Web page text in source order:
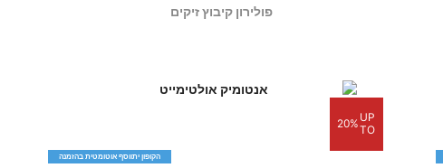
פולירון קיבוץ זיקים
UP
TO
20%
הקופון יתווסף אוטומטית בהזמנה